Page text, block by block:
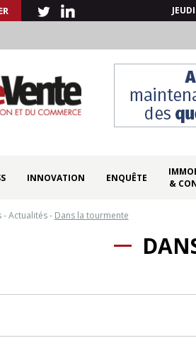
INNOVATION ENQUÊTE
&
-Actualités- Dans la tourmente